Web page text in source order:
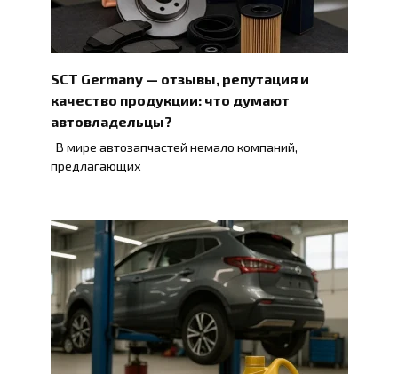
SCT Germany — отзывы, репутация и
качество продукции: что думают
автовладельцы?
В мире автозапчастей немало компаний,
предлагающих